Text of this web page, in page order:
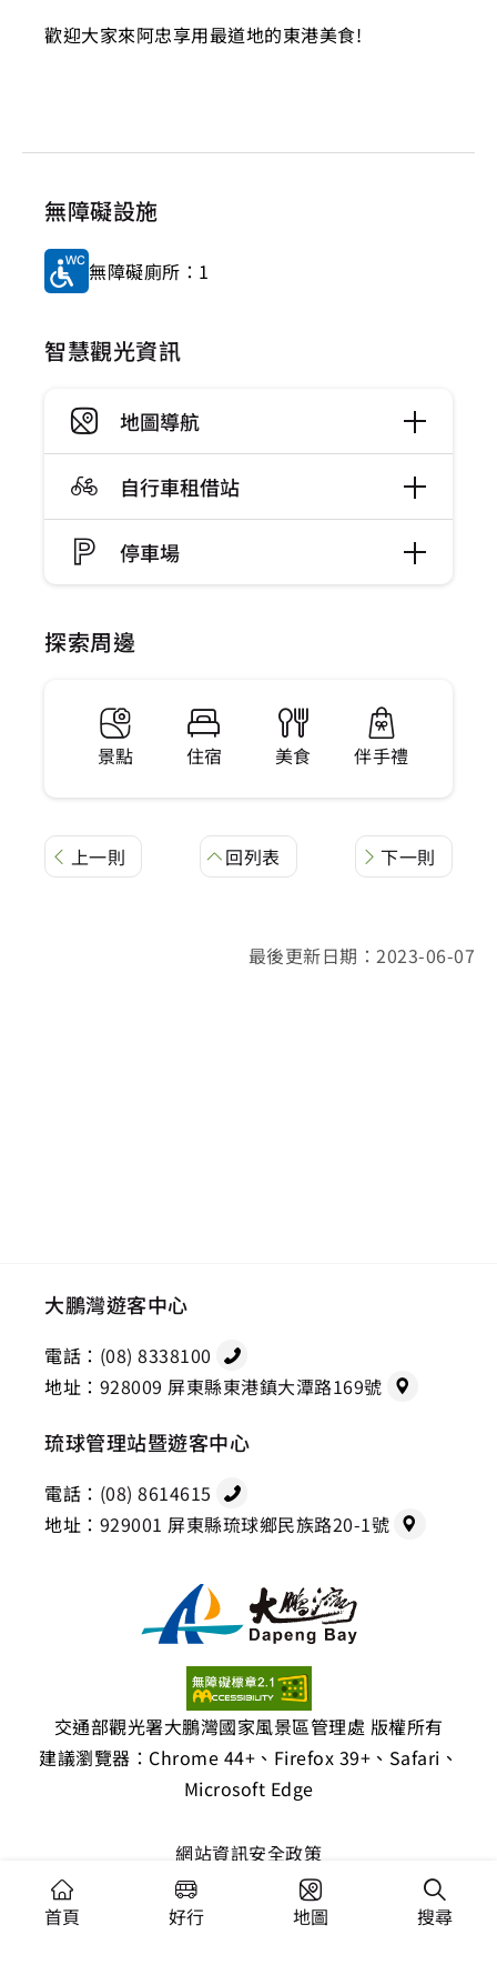
歡迎大家來阿忠享用最道地的東港美食!
無障礙設施
無障礙廁所：1
智慧觀光資訊
地圖導航
自行車租借站
停車場
探索周邊
景點 住宿 美食 伴手禮
上一則 回列表 下一則
最後更新日期：2023-06-07
首頁 好行 地圖 搜尋
大鵬灣遊客中心
電話： (08) 8338100
地址： 928009 屏東縣東港鎮大潭路169號
琉球管理站暨遊客中心
電話： (08) 8614615
地址： 929001 屏東縣琉球鄉民族路20-1號
交通部觀光署大鵬灣國家風景區管理處 版權所有
建議瀏覽器：Chrome 44+、Firefox 39+、Safari、
Microsoft Edge
網站資訊安全政策
隱私權保護政策